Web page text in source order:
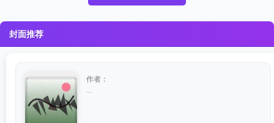
封面推荐
作者：